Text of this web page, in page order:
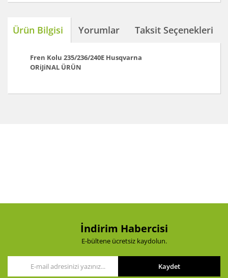
Ürün Bilgisi Yorumlar Taksit Seçenekleri
Fren Kolu 235/236/240E Husqvarna
ORiJiNAL ÜRÜN
Ürün fiyatı diğer sitelerden daha pahalı.
İndirim Habercisi
E-bültene ücretsiz kaydolun.
Kaydet